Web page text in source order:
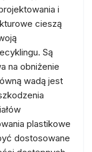
i
cieszą
Są
na obniżenie
wadą jest
plastikowe
dostosowane